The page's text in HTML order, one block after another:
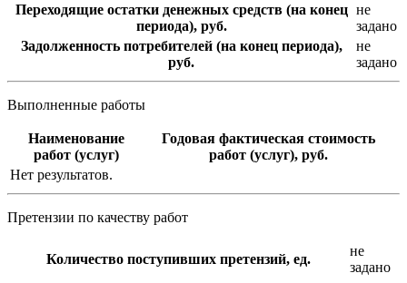
Переходящие остатки денежных средств (на конец
периода), руб.
не
задано
Задолженность потребителей (на конец периода),
руб.
не
задано
Выполненные работы
Наименование
работ (услуг)
Годовая фактическая стоимость
работ (услуг), руб.
Нет результатов.
Претензии по качеству работ
Количество поступивших претензий, ед.
не
задано